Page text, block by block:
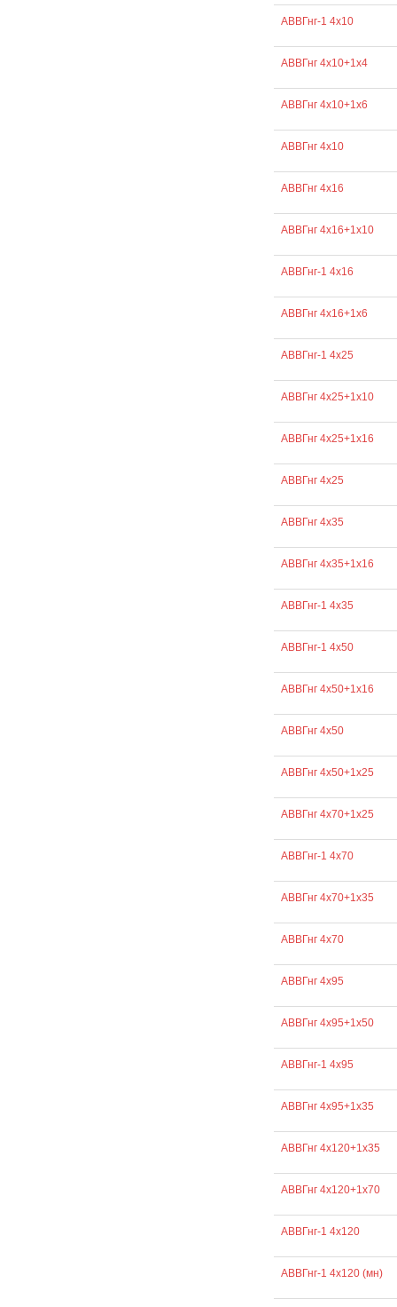
АВВГнг-1 4х10
АВВГнг 4х10+1х4
АВВГнг 4х10+1х6
АВВГнг 4х10
АВВГнг 4х16
АВВГнг 4х16+1х10
АВВГнг-1 4х16
АВВГнг 4х16+1х6
АВВГнг-1 4х25
АВВГнг 4х25+1х10
АВВГнг 4х25+1х16
АВВГнг 4х25
АВВГнг 4х35
АВВГнг 4х35+1х16
АВВГнг-1 4х35
АВВГнг-1 4х50
АВВГнг 4х50+1х16
АВВГнг 4х50
АВВГнг 4х50+1х25
АВВГнг 4х70+1х25
АВВГнг-1 4х70
АВВГнг 4х70+1х35
АВВГнг 4х70
АВВГнг 4х95
АВВГнг 4х95+1х50
АВВГнг-1 4х95
АВВГнг 4х95+1х35
АВВГнг 4х120+1х35
АВВГнг 4х120+1х70
АВВГнг-1 4х120
АВВГнг-1 4х120 (мн)